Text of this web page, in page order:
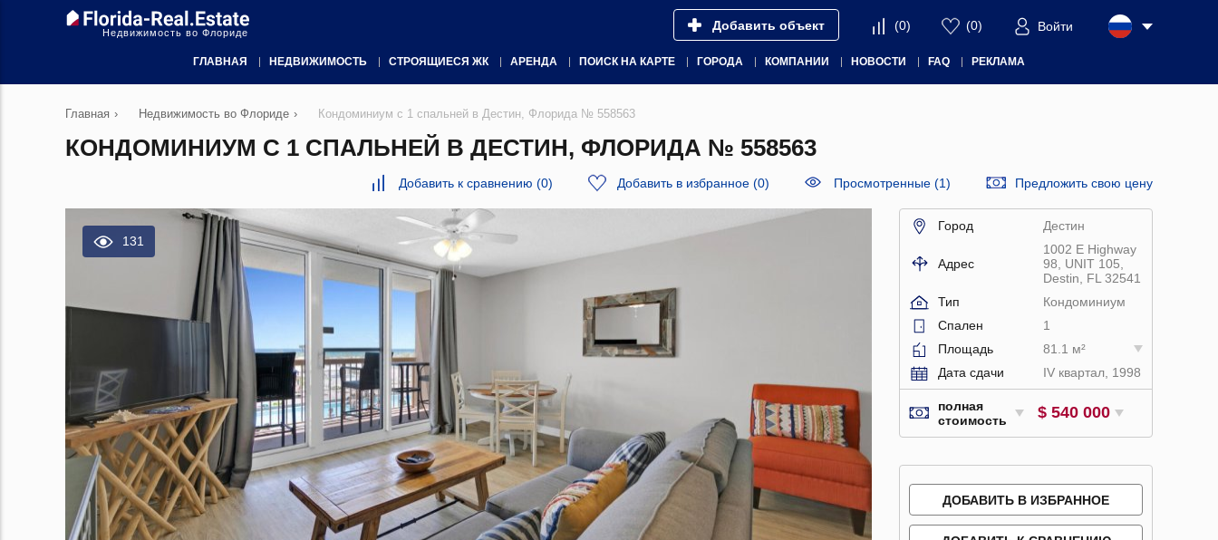
Недвижимость во Флориде Добавить объект (0) (0) Войти
ГЛАВНАЯ НЕДВИЖИМОСТЬ СТРОЯЩИЕСЯ ЖК АРЕНДА ПОИСК НА КАРТЕ ГОРОДА КОМПАНИИ НОВОСТИ FAQ РЕКЛАМА
Главная › Недвижимость во Флориде › Кондоминиум с 1 спальней в Дестин, Флорида № 558563
КОНДОМИНИУМ С 1 СПАЛЬНЕЙ В ДЕСТИН, ФЛОРИДА № 558563
Добавить к сравнению (0) Добавить в избранное (0) Просмотренные (1) Предложить свою цену
131
Город Дестин
Адрес
1002 E Highway
98, UNIT 105,
Destin, FL 32541
Тип
Кондоминиум
Спален
1
Площадь
81.1 м²
Дата сдачи
IV квартал, 1998
полная
стоимость
$ 540 000
ДОБАВИТЬ В ИЗБРАННОЕ